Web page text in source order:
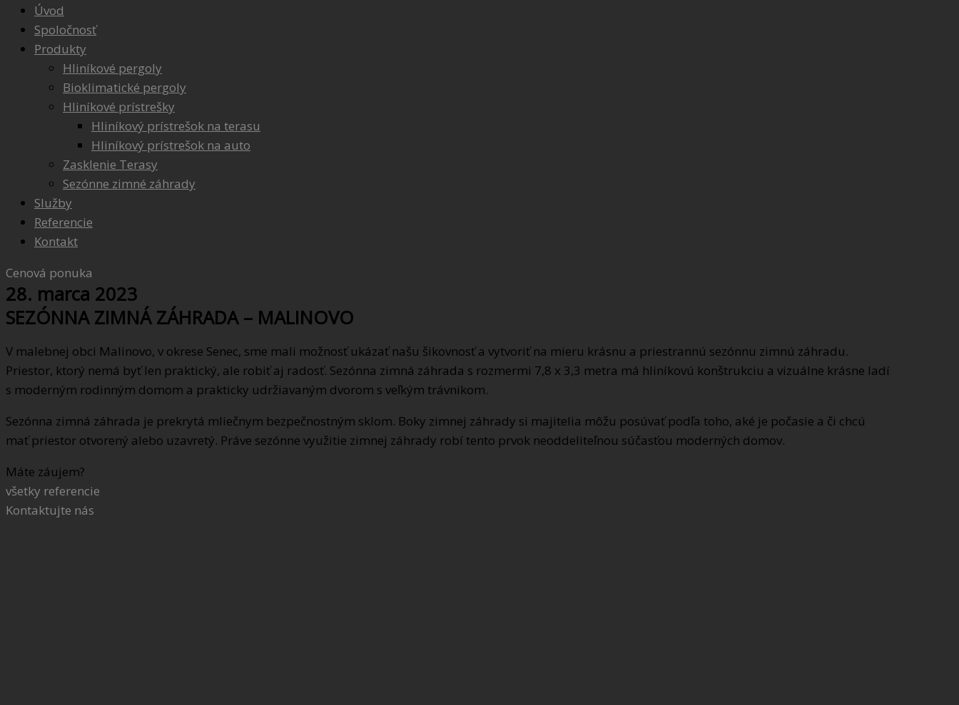
Úvod
Spoločnosť
Produkty
Hliníkové pergoly
Bioklimatické pergoly
Hliníkové prístrešky
Hliníkový prístrešok na terasu
Hliníkový prístrešok na auto
Zasklenie Terasy
Sezónne zimné záhrady
Služby
Referencie
Kontakt
Cenová ponuka
28. marca 2023
SEZÓNNA ZIMNÁ ZÁHRADA – MALINOVO
V malebnej obci Malinovo, v okrese Senec, sme mali možnosť ukázať našu šikovnosť a vytvoriť na mieru krásnu a priestrannú sezónnu zimnú záhradu.
Priestor, ktorý nemá byť len praktický, ale robiť aj radosť. Sezónna zimná záhrada s rozmermi 7,8 x 3,3 metra má hliníkovú konštrukciu a vizuálne krásne ladí
s moderným rodinným domom a prakticky udržiavaným dvorom s veľkým trávnikom.
Sezónna zimná záhrada je prekrytá mliečnym bezpečnostným sklom. Boky zimnej záhrady si majitelia môžu posúvať podľa toho, aké je počasie a či chcú
mať priestor otvorený alebo uzavretý. Práve sezónne využitie zimnej záhrady robí tento prvok neoddeliteľnou súčasťou moderných domov.
Máte záujem?
všetky referencie
Kontaktujte nás